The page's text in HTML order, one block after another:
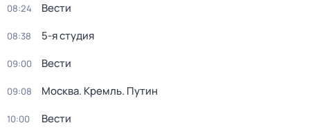
08:24 Вести
08:38 5-я студия
09:00 Вести
09:08 Москва. Кремль. Путин
10:00 Вести